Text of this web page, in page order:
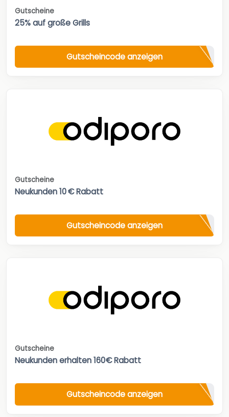
Gutscheine
25% auf große Grills
Gutscheincode anzeigen
Gutscheine
Neukunden 10 € Rabatt
Gutscheincode anzeigen
Gutscheine
Neukunden erhalten 160€ Rabatt
Gutscheincode anzeigen